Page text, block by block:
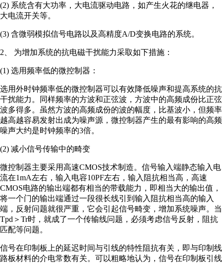
(2) 系统含有大功率，大电流驱动电路，如产生火花的继电器，
大电流开关等。
(3) 含微弱模拟信号电路以及高精度A/D变换电路的系统。
2、 为增加系统的抗电磁干扰能力采取如下措施：
(1) 选用频率低的微控制器：
选用外时钟频率低的微控制器可以有效降低噪声和提高系统的抗
干扰能力。同样频率的方波和正弦波，方波中的高频成份比正弦
波多得多。虽然方波的高频成份的波的幅度，比基波小，但频率
越高越容易发射出成为噪声源，微控制器产生的最有影响的高频
噪声大约是时钟频率的3倍。
(2) 减小信号传输中的畸变
微控制器主要采用高速CMOS技术制造。信号输入端静态输入电
流在1mA左右，输入电容10PF左右，输入阻抗相当高，高速
CMOS电路的输出端都有相当的带载能力，即相当大的输出值，
将一个门的输出端通过一段很长线引到输入阻抗相当高的输入
端，反射问题就很严重，它会引起信号畸变，增加系统噪声。当
Tpd＞Tr时，就成了一个传输线问题，必须考虑信号反射，阻抗
匹配等问题。
信号在印制板上的延迟时间与引线的特性阻抗有关，即与印制线
路板材料的介电常数有关。可以粗略地认为，信号在印制板引线